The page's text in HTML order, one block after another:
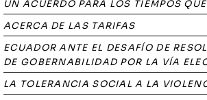
UN ACUERDO PARA LOS TIEMPOS
ACERCA DE LAS TARIFAS
ECUADOR ANTE EL DESAFÍO DE
DE GOBERNABILIDAD POR LA VÍA
LA TOLERANCIA SOCIAL A LA